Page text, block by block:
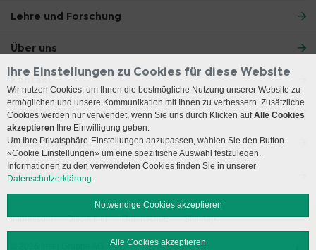
Lehre und Forschung
Über uns
Anreise
Besuchszeiten
Social Media
Impressum Disclaimer Datenschutz Sitemap
Ihre Einstellungen zu Cookies für diese Website
Wir nutzen Cookies, um Ihnen die bestmögliche Nutzung unserer Website zu
ermöglichen und unsere Kommunikation mit Ihnen zu verbessern. Zusätzliche
Cookies werden nur verwendet, wenn Sie uns durch Klicken aufAlle Cookies
akzeptieren Ihre Einwilligung geben.
Um Ihre Privatsphäre-Einstellungen anzupassen, wählen Sie den Button
«Cookie Einstellungen» um eine spezifische Auswahl festzulegen.
Informationen zu den verwendeten Cookies finden Sie in unserer
Datenschutzerklärung.
Notwendige Cookies akzeptieren
Alle Cookies akzeptieren